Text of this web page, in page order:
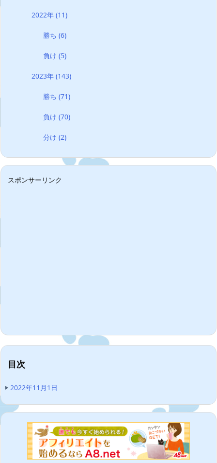
2022年 (11)
勝ち(6)
負け(5)
2023年 (143)
勝ち(71)
負け(70)
分け(2)
スポンサーリンク
目次
2022年11月1日